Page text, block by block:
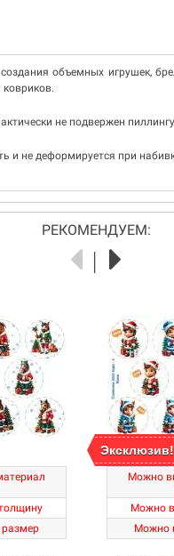
объемных игрушек,
не подвержен пиллингу
и не деформируется при
РЕКОМЕНДУЕМ:
Эксклюзив!
Можно
Можно
Можно